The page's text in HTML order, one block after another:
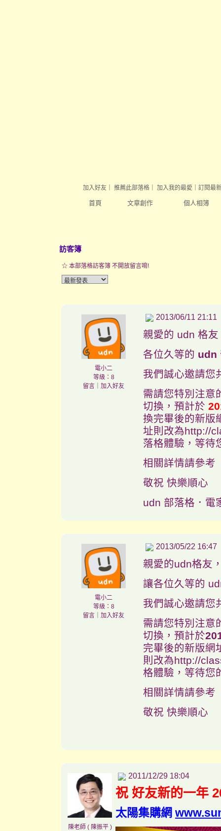
首頁 文章創作 個人相簿
加入好友 推薦此部落格 加入我的最愛 訂閱最
訪客簿
☆ 本部落格訪客簿 不開放留言唷!
電小二
等級：8
留言
加入好友
2013/06/11 21:11
親愛的 udn 格
各位久等的 udn
我們誠心邀請您
需請您特別注意
切換，預計於
換完畢後的新版
址則改為http://
落格體驗，等待
相關詳情請參考
敬祝 快樂順心
udn 部落格．電
電小二
等級：8
留言
加入好友
2013/05/22 16:47
親愛的udn格友
讓各位久等的
我們誠心邀請您
需請您特別注意
切換，預計於
完畢後的新版網
則改為http://
格體驗，等待您
相關詳情請參考
敬祝 快樂順心
陳老師 ( 陳振平 )
2011/12/29 18:04
祝 好友新的一年
太陽集購網